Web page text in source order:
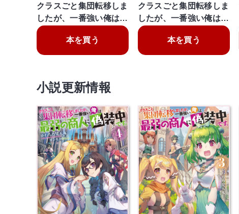
クラスごと集団転移しま
したが、一番強い俺は…
本を買う
クラスごと集団転移しま
したが、一番強い俺は…
本を買う
小説更新情報